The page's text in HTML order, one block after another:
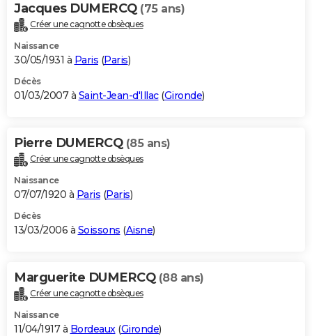
Jacques DUMERCQ (75 ans)
Créer une cagnotte obsèques
Naissance
30/05/1931 à Paris (Paris)
Décès
01/03/2007 à Saint-Jean-d'Illac(Gironde)
Pierre DUMERCQ (85 ans)
Créer une cagnotte obsèques
Naissance
07/07/1920 à Paris (Paris)
Décès
13/03/2006 à Soissons (Aisne)
Marguerite DUMERCQ (88 ans)
Créer une cagnotte obsèques
Naissance
11/04/1917 à Bordeaux(Gironde)